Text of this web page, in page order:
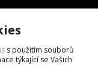
s použitím souborů
týkající se Vašich